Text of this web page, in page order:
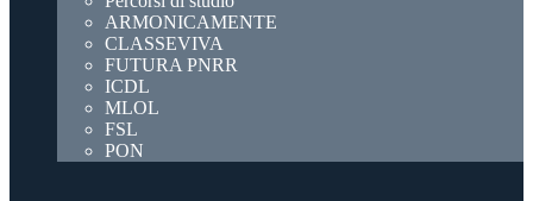
ARMONICAMENTE
CLASSEVIVA
FUTURA PNRR
ICDL
MLOL
FSL
PON